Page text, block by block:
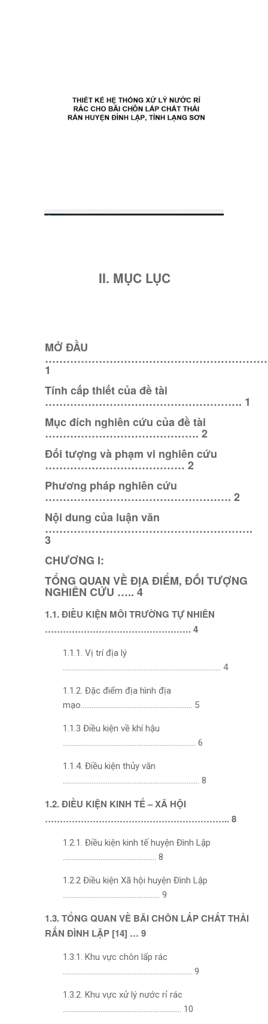
II. MỤC LỤC
MỞ ĐẦU
1
Tính cấp thiết của đề tài
………………………………………………. 1
Mục đích nghiên cứu của đề tài
……………………………………. 2
Đối tượng và phạm vi nghiên cứu
………………………………… 2
Phương pháp nghiên cứu
……………………………………………. 2
Nội dung của luận văn
………………………………………………….
3
CHƯƠNG I:
TỔNG QUAN VỀ ĐỊA ĐIỂM, ĐỐI TƯỢNG
NGHIÊN CỨU ….. 4
1.1. ĐIỀU KIỆN MÔI TRƯỜNG TỰ NHIÊN
…………………………………………. 4
1.1.1. Vị trí địa lý
……………………………………………………………………………. 4
1.1.2. Đặc điểm địa hình địa
mạo…………………………………………………….. 5
1.1.3 Điều kiện về khí hậu
……………………………………………………………….. 6
1.1.4. Điều kiện thủy văn
…………………………………………………………………. 8
1.2. ĐIỀU KIỆN KINH TẾ – XÃ HỘI
…………………………………………………….. 8
1.2.1. Điều kiện kinh tế huyện Đình Lập
……………………………………………. 8
1.2.2 Điều kiện Xã hội huyện Đình Lập
……………………………………………… 9
1.3. TỔNG QUAN VỀ BÃI CHÔN LẤP CHẤT THẢI
RẮN ĐÌNH LẬP [14] … 9
1.3.1. Khu vực chôn lấp rác
……………………………………………………………… 9
1.3.2. Khu vực xử lý nước rỉ rác
………………………………………………………… 10